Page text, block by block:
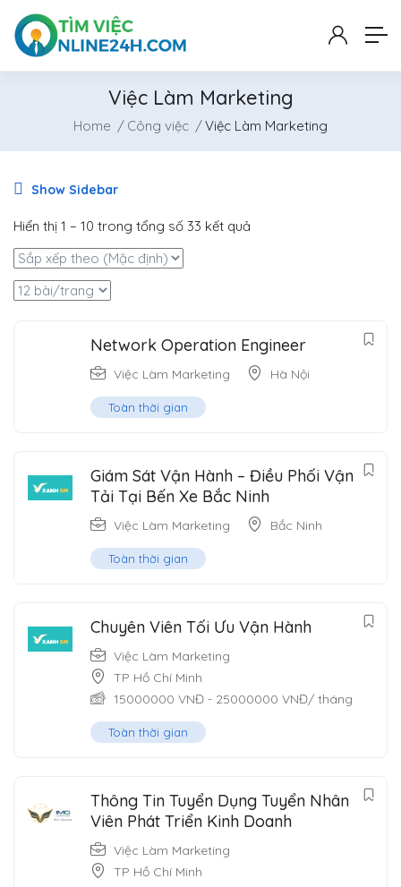
Việc Làm Marketing
Home Công việc Việc Làm Marketing
Show Sidebar
Hiển thị 1 – 10 trong tổng số 33 kết quả
Network Operation Engineer
Việc Làm Marketing Hà Nội
Toàn thời gian
Giám Sát Vận Hành – Điều Phối Vận
Tải Tại Bến Xe Bắc Ninh
Việc Làm Marketing Bắc Ninh
Toàn thời gian
Chuyên Viên Tối Ưu Vận Hành
Việc Làm Marketing
TP Hồ Chí Minh
15000000 VNĐ - 25000000 VNĐ/ tháng
Toàn thời gian
Thông Tin Tuyển Dụng Tuyển Nhân
Viên Phát Triển Kinh Doanh
Việc Làm Marketing
TP Hồ Chí Minh